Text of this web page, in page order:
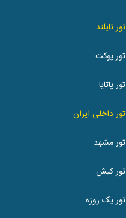
تور تایلند
تور پوکت
تور پاتایا
تور داخلی ایران
تور مشهد
تور کیش
تور یک روزه